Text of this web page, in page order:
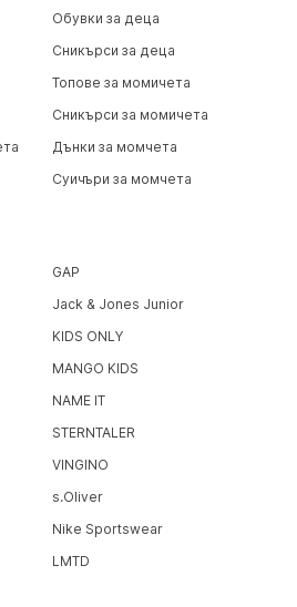
Обувки за деца
Сникърси за деца
Топове за момичета
Сникърси за момичета
Дънки за момчета
Суичъри за момчета
GAP
Jack & Jones Junior
KIDS ONLY
MANGO KIDS
NAME IT
STERNTALER
VINGINO
s.Oliver
Nike Sportswear
LMTD